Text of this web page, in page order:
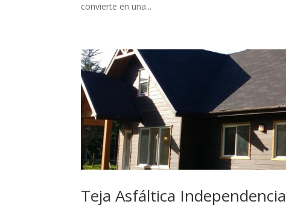
convierte en una...
Teja Asfáltica Independencia